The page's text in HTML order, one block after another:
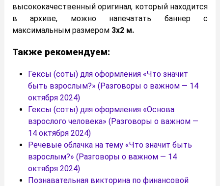
высококачественный оригинал, который находится
в архиве, можно напечатать баннер с
максимальным размером 3х2 м.
Также рекомендуем:
Гексы (соты) для оформления «Что значит
быть взрослым?» (Разговоры о важном — 14
октября 2024)
Гексы (соты) для оформления «Основа
взрослого человека» (Разговоры о важном —
14 октября 2024)
Речевые облачка на тему «Что значит быть
взрослым?» (Разговоры о важном — 14
октября 2024)
Познавательная викторина по финансовой